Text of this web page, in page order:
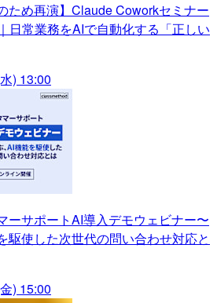
ため再演】Claude Coworkセミナー
日常業務をAIで自動化する「正しい
) 13:00
ーサポートAI導入デモウェビナー〜
駆使した次世代の問い合わせ対応と
) 15:00